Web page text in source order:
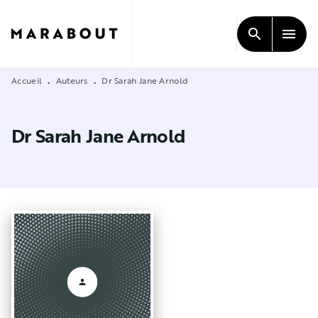
CONTENU
search menu
Accueil • Auteurs • Dr Sarah Jane Arnold
Dr Sarah Jane Arnold